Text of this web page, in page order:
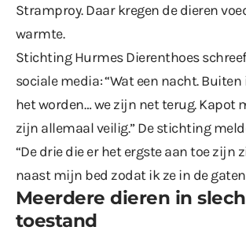
Stramproy. Daar kregen de dieren
warmte.
Stichting Hurmes Dierenthoes
sociale media: “Wat een nacht.
het worden… we zijn net terug. Kapot
zijn allemaal veilig.” De stichting
“De drie die er het ergste aan toe zijn
naast mijn bed zodat ik ze in de
Meerdere dieren in
toestand